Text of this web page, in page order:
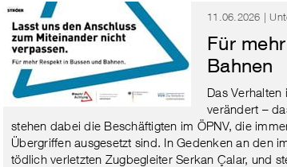
11.06.2026 |
Für
Bahnen
Das
verändert –
stehen dabei die Beschäftigten im ÖPNV, die
Übergriffen ausgesetzt sind. In Gedenken an den
tödlich verletzten Zugbegleiter Serkan Çalar, und